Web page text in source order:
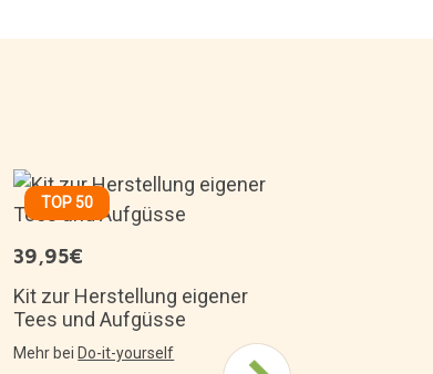
TOP 50
39,95€
Kit zur Herstellung eigener
Tees und Aufgüsse
Mehr bei Do-it-yourself